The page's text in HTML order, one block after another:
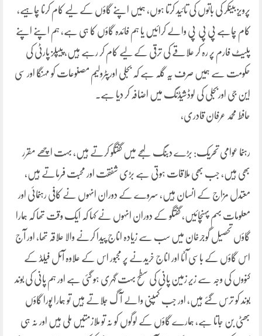
پرویز بینکر کی باتوں کی تائید کرتا ہوں، ہمیں اپنے گاؤں کے لیے کام کرنا چاہیے،
کام چاہے پی پی پی والے کرائیں یا ہم فائدہ گاؤں کا ہی ہے، ہم اپنے اپنے
پلیٹ فارم پر رہ کر علاقے کی ترقی کے لیے کام کر رہے ہیں، پیپلز پارٹی کی
حکومت سے ہمیں صرف یہ گلہ ہے کہ بجلی اورپٹرولیم مصنوعات کو مہنگا اور سی
این جی اوربجلی کی لوڈشیڈنگ میں اضافہ کر دیا ہے۔
حافط محمد عرفان قادری،
رہنما عوامی تحریک: بڑے دبنگ لہجے میں گفتگو کرتے ہیں، بہت اچھے مقرر
بھی ہیں، جب بھی ملاقات ہوتی ہے بڑی شفقت اور محبت فرماتے ہیں،
معتدل مزاج کے انسان ہیں، سروے کے دوران انہوں نے کافی رہنمائی اور
معلومات بہم پہنچائیں، گفتگو کے دوران انہوں نے کہا کہ ایک وقت تھا کہ ہمارا
گاؤں تحصیل گوجرخان میں سب سے زیادہ اناج پیدا کرنے والا علاقہ تھا، اور آج
اس گاؤں کے باسی آٹا اور اناج خریدنے پر مجبور اس کے علاوہ آئل فیلڈ کے
کنووں کی وجہ سے زیر زمین پانی کی سطح بہت گہری ہو گئی ہے اور ہم پانی کی بوند
بوند کو ترس گئے ہیں، اور جب کمپنی والے آگ جلاتے ہیں تو ہمارا پورا گاؤں
بھٹی بن جاتا ہے، ہمارے گاؤں کے لوگوں کو نہ تو ملازمتیں ملی ہیں اور نہ ہی